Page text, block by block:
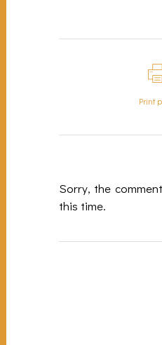
Print
Sorry, the
this time.